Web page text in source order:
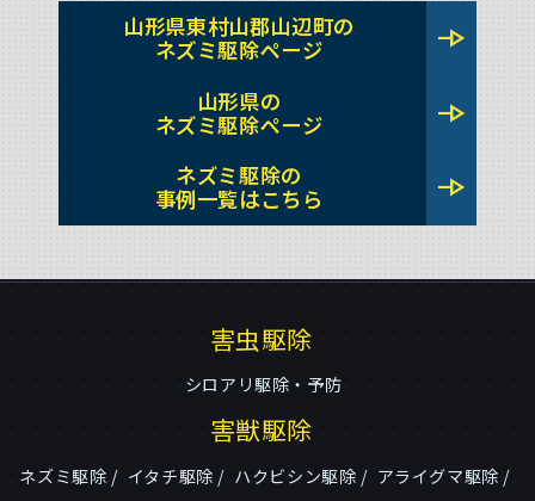
山形県東村山郡山辺町の
ネズミ駆除ページ
line_end_arrow
山形県の
ネズミ駆除ページ
line_end_arrow
ネズミ駆除の
事例一覧はこちら
line_end_arrow
害虫駆除
シロアリ駆除・予防
害獣駆除
ネズミ駆除 イタチ駆除 ハクビシン駆除
アライグマ駆除